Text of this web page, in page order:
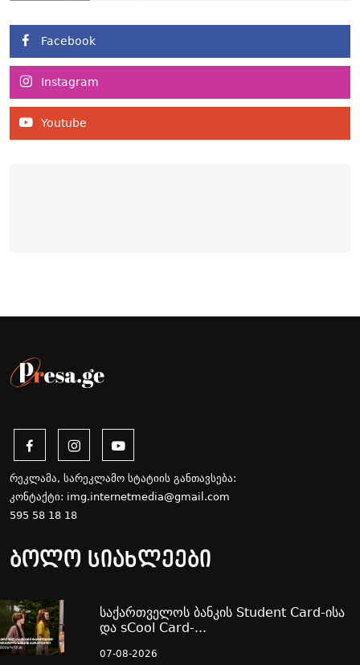
Facebook
Instagram
Youtube
რეკლამა, სარეკლამო სტატიის განთავსება:
კონტაქტი: img.internetmedia@gmail.com
595 58 18 18
ბოლო სიახლეები
საქართველოს ბანკის Student Card-ისა
და sCool Card-...
07-08-2026